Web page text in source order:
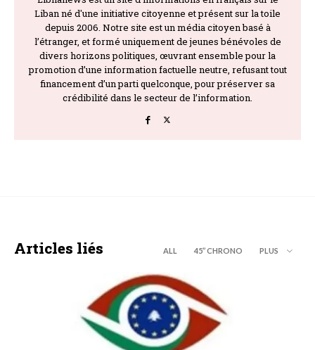
Liban né d'une initiative citoyenne et présent sur la toile
depuis 2006. Notre site est un média citoyen basé à
l’étranger, et formé uniquement de jeunes bénévoles de
divers horizons politiques, œuvrant ensemble pour la
promotion d’une information factuelle neutre, refusant tout
financement d’un parti quelconque, pour préserver sa
crédibilité dans le secteur de l’information.
Articles liés ALL 45’’ CHRONO PLUS